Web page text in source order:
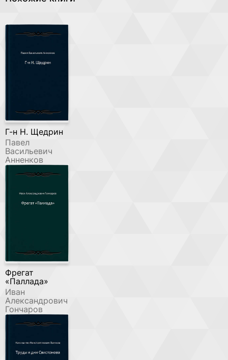
Г-н Н. Щедрин
Павел
Васильевич
Анненков
Фрегат
«Паллада»
Иван
Александрович
Гончаров